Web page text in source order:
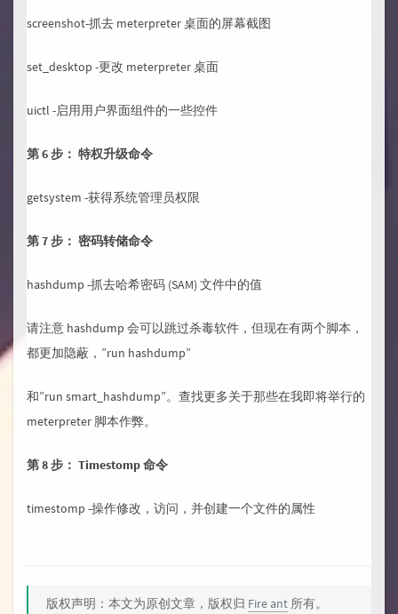
screenshot-抓去 meterpreter 桌面的屏幕截图
set_desktop -更改 meterpreter 桌面
uictl -启用用户界面组件的一些控件
第 6 步： 特权升级命令
getsystem -获得系统管理员权限
第 7 步： 密码转储命令
hashdump -抓去哈希密码 (SAM) 文件中的值
请注意 hashdump 会可以跳过杀毒软件，但现在有两个脚本，
都更加隐蔽，”run hashdump”
和”run smart_hashdump”。查找更多关于那些在我即将举行的
meterpreter 脚本作弊。
第 8 步： Timestomp 命令
timestomp -操作修改，访问，并创建一个文件的属性
版权声明：本文为原创文章，版权归 Fire ant 所有。